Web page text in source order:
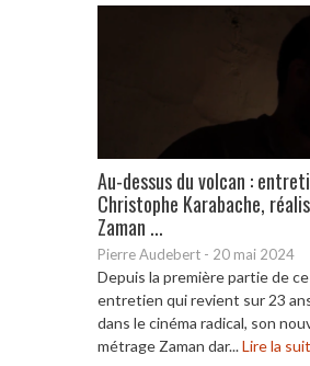
Au-dessus du volcan :
Christophe Karabache,
Zaman ...
Pierre Audebert - 20 mai 2024
Depuis la première partie de
entretien qui revient sur 23
dans le cinéma radical, son
métrage Zaman dar...Lire la